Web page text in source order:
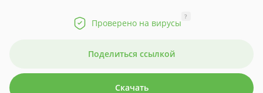
Проверено на вирусы
?
Поделиться ссылкой
Скачать